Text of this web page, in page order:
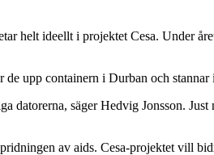
helt ideellt i projektet Cesa. Under
upp containern i Durban och
säger Hedvig Jonsson.
av aids. Cesa-projektet vill